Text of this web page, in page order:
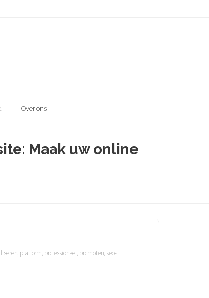
Over ons
Maak uw online
, platform, professioneel, promoten, seo-